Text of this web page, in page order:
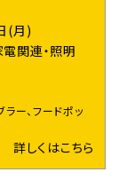
(月)
電関連・照明
ラー、フードポッ
詳しくはこちら